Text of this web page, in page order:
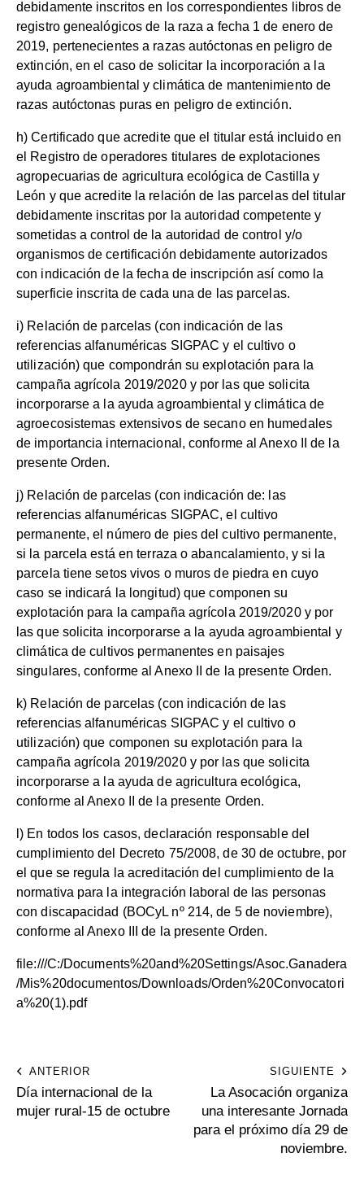
debidamente inscritos en los correspondientes libros de
registro genealógicos de la raza a fecha 1 de enero de
2019, pertenecientes a razas autóctonas en peligro de
extinción, en el caso de solicitar la incorporación a la
ayuda agroambiental y climática de mantenimiento de
razas autóctonas puras en peligro de extinción.
h) Certificado que acredite que el titular está incluido en
el Registro de operadores titulares de explotaciones
agropecuarias de agricultura ecológica de Castilla y
León y que acredite la relación de las parcelas del titular
debidamente inscritas por la autoridad competente y
sometidas a control de la autoridad de control y/o
organismos de certificación debidamente autorizados
con indicación de la fecha de inscripción así como la
superficie inscrita de cada una de las parcelas.
i) Relación de parcelas (con indicación de las
referencias alfanuméricas SIGPAC y el cultivo o
utilización) que compondrán su explotación para la
campaña agrícola 2019/2020 y por las que solicita
incorporarse a la ayuda agroambiental y climática de
agroecosistemas extensivos de secano en humedales
de importancia internacional, conforme al Anexo II de la
presente Orden.
j) Relación de parcelas (con indicación de: las
referencias alfanuméricas SIGPAC, el cultivo
permanente, el número de pies del cultivo permanente,
si la parcela está en terraza o abancalamiento, y si la
parcela tiene setos vivos o muros de piedra en cuyo
caso se indicará la longitud) que componen su
explotación para la campaña agrícola 2019/2020 y por
las que solicita incorporarse a la ayuda agroambiental y
climática de cultivos permanentes en paisajes
singulares, conforme al Anexo II de la presente Orden.
k) Relación de parcelas (con indicación de las
referencias alfanuméricas SIGPAC y el cultivo o
utilización) que componen su explotación para la
campaña agrícola 2019/2020 y por las que solicita
incorporarse a la ayuda de agricultura ecológica,
conforme al Anexo II de la presente Orden.
l) En todos los casos, declaración responsable del
cumplimiento del Decreto 75/2008, de 30 de octubre, por
el que se regula la acreditación del cumplimiento de la
normativa para la integración laboral de las personas
con discapacidad (BOCyL nº 214, de 5 de noviembre),
conforme al Anexo III de la presente Orden.
file:///C:/Documents%20and%20Settings/Asoc.Ganadera
/Mis%20documentos/Downloads/Orden%20Convocatori
a%20(1).pdf
ANTERIOR
Día internacional de la
mujer rural-15 de octubre
SIGUIENTE
La Asocación organiza
una interesante Jornada
para el próximo día 29 de
noviembre.